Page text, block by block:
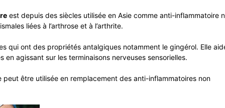
est depuis des siècles utilisée en Asie comme anti-inflammatoire
liées à l’arthrose et à l’arthrite.
qui ont des propriétés antalgiques notamment le gingérol. Elle
en agissant sur les terminaisons nerveuses sensorielles.
peut être utilisée en remplacement des anti-inflammatoires non